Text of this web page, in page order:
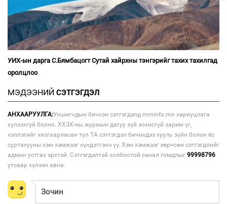
УИХ-ын дарга С.Бямбацогт Сутай хайрхны тэнгэрийг тахих тахилгад
оролцлоо
МЭДЭЭНИЙ СЭТГЭГДЭЛ
АНХААРУУЛГА:Уншигчдын бичсэн сэтгэгдэлд mminfo.mn хариуцлага
хүлээхгүй болно. ХХЗХ-ны журмын дагуу зүй зохисгүй зарим үг,
хэллэгийг хязгаарласан тул ТА сэтгэгдэл бичихдээ хууль зүйн болон ёс
суртахууны хэм хэмжээг хүндэтгэнэ үү. Хэм хэмжээг зөрчсөн сэтгэгдлийг
админ устгах эрхтэй. Сэтгэгдэлтэй холбоотой санал гомдлыг 99998796
утсаар хүлээн авна.